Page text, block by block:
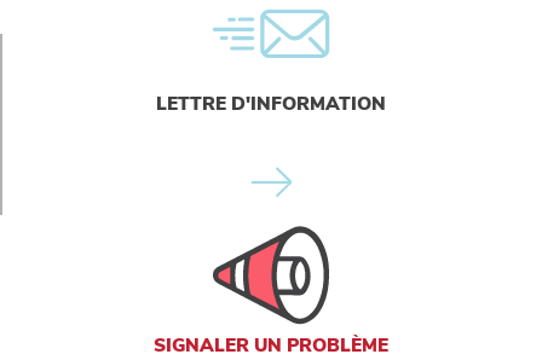
LETTRE D'INFORMATION
SIGNALER UN PROBLÈME